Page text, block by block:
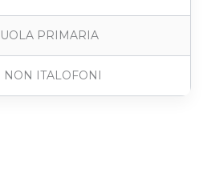
PRIMARIA
ITALOFONI